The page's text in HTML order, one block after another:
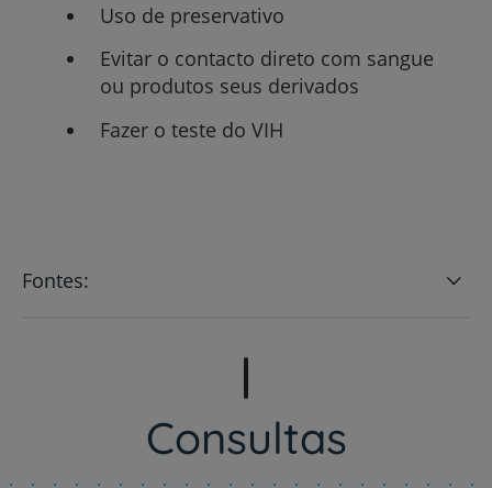
Uso de preservativo
Evitar o contacto direto com sangue
ou produtos seus derivados
Fazer o teste do VIH
Fontes:
Consultas